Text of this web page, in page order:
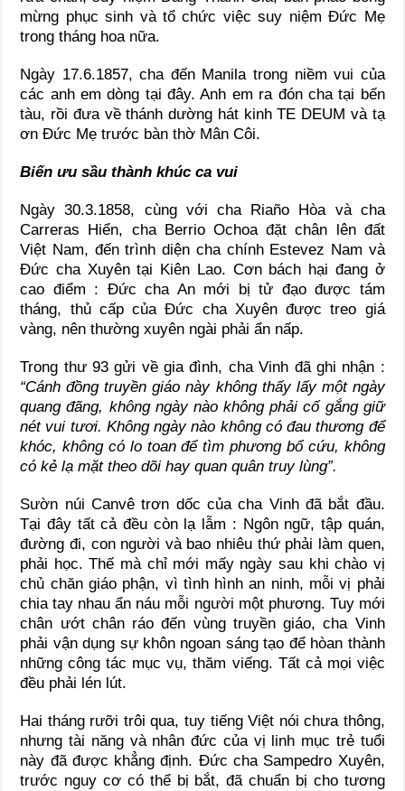
mừng phục sinh và tổ chức việc suy niệm Đức Mẹ
trong tháng hoa nữa.
Ngày 17.6.1857, cha đến Manila trong niềm vui của
các anh em dòng tại đây. Anh em ra đón cha tại bến
tàu, rồi đưa về thánh dường hát kinh TE DEUM và tạ
ơn Đức Mẹ trước bàn thờ Mân Côi.
Biến ưu sầu thành khúc ca vui
Ngày 30.3.1858, cùng với cha Riaño Hòa và cha
Carreras Hiển, cha Berrio Ochoa đặt chân lên đất
Việt Nam, đến trình diện cha chính Estevez Nam và
Đức cha Xuyên tại Kiên Lao. Cơn bách hại đang ở
cao điểm : Đức cha An mới bị tử đạo được tám
tháng, thủ cấp của Đức cha Xuyên được treo giá
vàng, nên thường xuyên ngài phải ẩn nấp.
Trong thư 93 gửi về gia đình, cha Vinh đã ghi nhận :
“Cánh đồng truyền giáo này không thấy lấy một ngày
quang đãng, không ngày nào không phải cố gắng giữ
nét vui tươi. Không ngày nào không có đau thương để
khóc, không có lo toan để tìm phương bổ cứu, không
có kẻ lạ mặt theo dõi hay quan quân truy lùng”.
Sườn núi Canvê trơn dốc của cha Vinh đã bắt đầu.
Tại đây tất cả đều còn lạ lẫm : Ngôn ngữ, tập quán,
đường đi, con người và bao nhiêu thứ phải làm quen,
phải học. Thế mà chỉ mới mấy ngày sau khi chào vị
chủ chăn giáo phận, vì tình hình an ninh, mỗi vị phải
chia tay nhau ẩn náu mỗi người một phương. Tuy mới
chân ướt chân ráo đến vùng truyền giáo, cha Vinh
phải vận dụng sự khôn ngoan sáng tạo để hòan thành
những công tác mục vụ, thăm viếng. Tất cả mọi việc
đều phải lén lút.
Hai tháng rưỡi trôi qua, tuy tiếng Việt nói chưa thông,
nhưng tài năng và nhân đức của vị linh mục trẻ tuổi
này đã được khẳng định. Đức cha Sampedro Xuyên,
trước nguy cơ có thể bị bắt, đã chuẩn bị cho tương